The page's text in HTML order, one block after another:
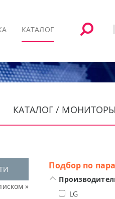
КАТАЛОГ
КАТАЛОГ / МОНИТОРЫ
»
Подбор по
LG